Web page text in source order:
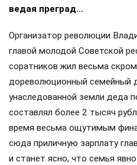
ведая преград…
Организатор революции
главой молодой Советской
соратников жил весьма
дореволюционный семейный
унаследованной земли деда
составлял более 2 тысяч
время весьма ощутимым
сюда приличную зарплату
и станет ясно, что семья